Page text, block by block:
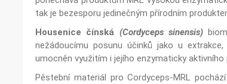
tak je bezesporu jedinečným přírodním
Housenice čínská (Cordyceps sinensis)
nežádoucímu posunu účinků jako u
umocněn využitím i jejího enzymaticky aktivního
Pěstební materiál pro Cordyceps-MRL